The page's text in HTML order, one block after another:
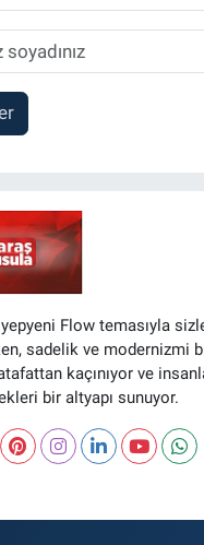
Flow temasıyla
sadelik ve modernizmi
kaçınıyor ve
bir altyapı sunuyor.